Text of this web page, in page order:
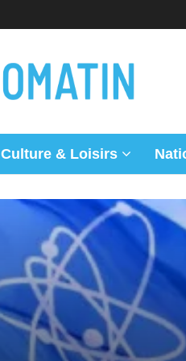
Culture & Loisirs